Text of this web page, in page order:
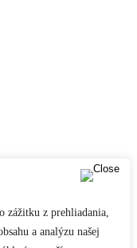
zážitku z prehliadania,
a analýzu našej